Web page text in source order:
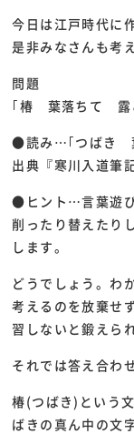
今日は江戸時代に
是非みなさんも考
問題
｢椿 葉落ちて 露
●読み…｢つばき
出典『寒川入道筆
●ヒント…言葉遊
削ったり替えたり
します。
どうでしょう。わ
考えるのを放棄せ
習しないと鍛えら
それでは答え合わ
椿(つばき)という
ばきの真ん中の文